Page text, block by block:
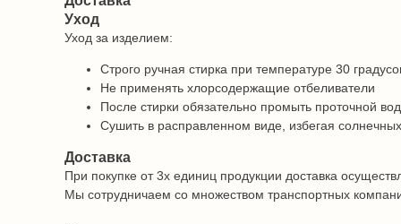
Уход
Уход за изделием:
Строго ручная стирка при температуре 30
Не применять хлорсодержащие отбеливатели
После стирки обязательно промыть проточной
Сушить в расправленном виде, избегая
Доставка
При покупке от 3х единиц продукции доставка
Мы сотрудничаем со множеством транспортных